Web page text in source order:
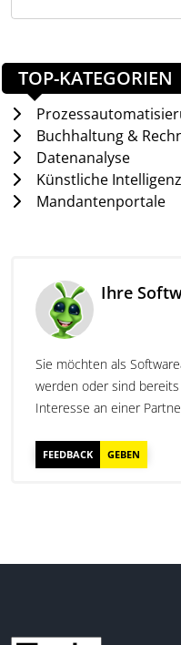
TOP-KATEGORIEN
Buchhaltung &
Datenanalyse
Künstliche
Mandantenportale
Ihre
Sie möchten als
werden oder sind
Interesse an einer
FEEDBACK GEBEN
Dokumentation
Steuergestaltungen.
DAC6-Compliance-
zur Meldung an das
Ein DAC6-
Vorgangs über ein
Steuerfachleute
Übersicht und
Erfassung des
Validierung des
Änderung des
Main Benefit Test
Hallmark Prüfung
Entscheidung über
Erstellung eines